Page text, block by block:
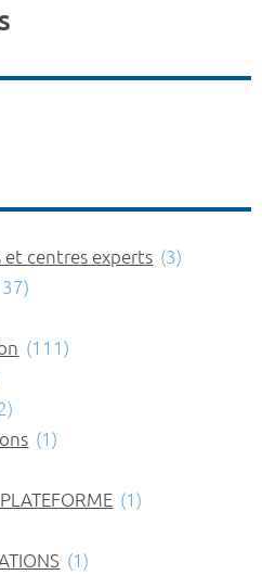
et centres experts (3)
(111)
(1)
(1)
(1)